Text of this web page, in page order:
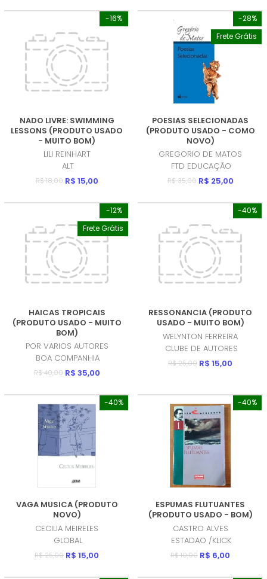
-16%
NADO LIVRE: SWIMMING
LESSONS (PRODUTO USADO
- MUITO BOM)
LILI REINHART
ALT
R$ 18,00 R$ 15,00
-28%
Frete Grátis
POESIAS SELECIONADAS
(PRODUTO USADO - COMO
NOVO)
GREGORIO DE MATOS
FTD EDUCAÇÃO
R$ 35,00 R$ 25,00
-12%
Frete Grátis
HAICAS TROPICAIS
(PRODUTO USADO - MUITO
BOM)
POR VARIOS AUTORES
BOA COMPANHIA
R$ 40,00 R$ 35,00
-40%
RESSONANCIA (PRODUTO
USADO - MUITO BOM)
WELYNTON FERREIRA
CLUBE DE AUTORES
R$ 25,00 R$ 15,00
-40%
VAGA MUSICA (PRODUTO
NOVO)
CECILIA MEIRELES
GLOBAL
R$ 25,00 R$ 15,00
-40%
ESPUMAS FLUTUANTES
(PRODUTO USADO - BOM)
CASTRO ALVES
ESTADAO /KLICK
R$ 10,00 R$ 6,00